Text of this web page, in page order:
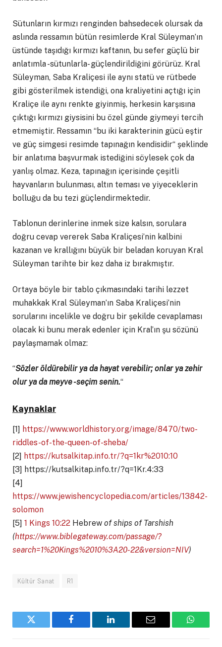
Sütunların kırmızı renginden bahsedecek olursak da
aslında ressamın bütün resimlerde Kral Süleyman’ın
üstünde taşıdığı kırmızı kaftanın, bu sefer güçlü bir
anlatımla -sütunlarla- güçlendirildiğini görürüz. Kral
Süleyman, Saba Kraliçesi ile aynı statü ve rütbede
gibi gösterilmek istendiği, ona kraliyetini açtığı için
Kraliçe ile aynı renkte giyinmiş, herkesin karşısına
çıktığı kırmızı giysisini bu özel günde giymeyi tercih
etmemiştir. Ressamın “bu iki karakterinin gücü eştir
ve güç simgesi resimde tapınağın kendisidir“ şeklinde
bir anlatıma başvurmak istediğini söylesek çok da
yanlış olmaz. Keza, tapınağın içerisinde çeşitli
hayvanların bulunması, altın teması ve yiyeceklerin
bolluğu da bu tezi güçlendirmektedir.
Tablonun derinlerine inmek size kalsın, sorulara
doğru cevap vererek Saba Kraliçesi’nin kalbini
kazanan ve krallığını büyük bir beladan koruyan Kral
Süleyman tarihte bir kez daha iz bırakmıştır.
Ortaya böyle bir tablo çıkmasındaki tarihi lezzet
muhakkak Kral Süleyman’ın Saba Kraliçesi’nin
sorularını incelikle ve doğru bir şekilde cevaplaması
olacak ki bunu merak edenler için Kral’ın şu sözünü
paylaşmamak olmaz:
“Sözler öldürebilir ya da hayat verebilir; onlar ya zehir
olur ya da meyve -seçim senin.“
Kaynaklar
[1] https://www.worldhistory.org/image/8470/two-
riddles-of-the-queen-of-sheba/
[2] https://kutsalkitap.info.tr/?q=1kr%2010:10
[3] https://kutsalkitap.info.tr/?q=1Kr.4:33
[4]
https://www.jewishencyclopedia.com/articles/13842-
solomon
[5] 1 Kings 10:22 Hebrew of ships of Tarshish
(https://www.biblegateway.com/passage/?
search=1%20Kings%2010%3A20-22&version=NIV)
Kültür Sanat R1
Twitter Facebook LinkedIn Email